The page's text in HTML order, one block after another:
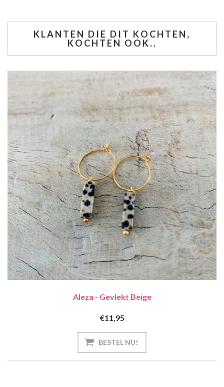
KLANTEN DIE DIT KOCHTEN,
KOCHTEN OOK..
Aleza - Gevlekt Beige
€11,95